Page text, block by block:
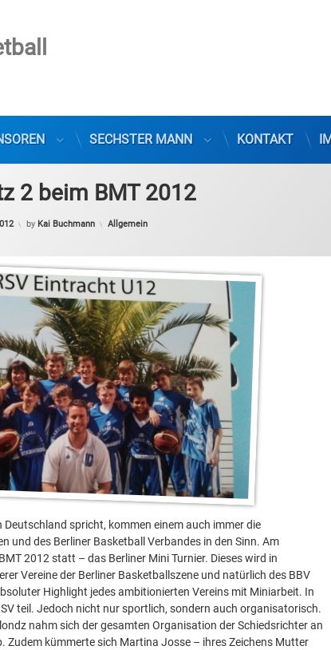
SECHSTER MANN KONTAKT
2 beim BMT 2012
by Kai Buchmann Categories:
Allgemein
spricht, kommen einem auch immer die
und des Berliner Basketball Verbandes in den Sinn. Am
2012 statt – das Berliner Mini Turnier. Dieses wird in
Vereine der Berliner Basketballszene und natürlich des BBV
Highlight jedes ambitionierten Vereins mit Miniarbeit. In
teil. Jedoch nicht nur sportlich, sondern auch organisatorisch.
nahm sich der gesamten Organisation der Schiedsrichter an
Zudem kümmerte sich Martina Josse – ihres Zeichens Mutter